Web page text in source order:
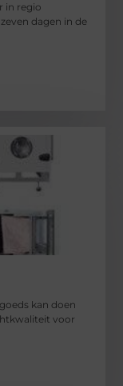
in regio
dagen in de
kan doen
voor